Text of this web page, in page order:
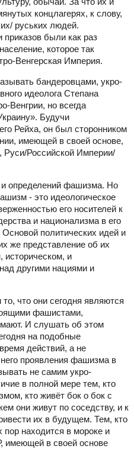
концлагерях, к слову,
руських людей.
были как раз
которое так
Венгерская Империя.
бандеровцами, укро-
идеолога Степана
Венгрии, но всегда
Будучи
Рейха, он был сторонником
имеющей в своей основе,
Руси/Российской Империи/
и определений фашизма. Но
- это идеологическое
его носителей к
и национализма в его
политических идей и
же представление об их
историческом, и
другими нациями и
что они сегодня являются
фашистами,
И слушать об этом
на подобные
действий, а не
проявления фашизма в
не самим укро-
в полной мере тем, кто
кто живёт бок о бок с
они живут по соседству, и к
их в будущем. Тем, кто
находится в мороке и
имеющей в своей основе